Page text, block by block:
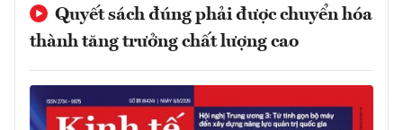
Quyết sách đúng phải được chuyển hóa
thành tăng trưởng chất lượng cao